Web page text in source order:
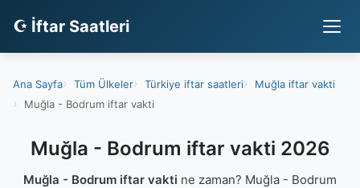
☪ İftar Saatleri
Ana Sayfa Tüm Ülkeler Türkiye iftar saatleri
Muğla iftar vakti
Muğla - Bodrum iftar vakti
Muğla - Bodrum iftar vakti 2026
Muğla - Bodrum iftar vakti ne zaman? Muğla - Bodrum